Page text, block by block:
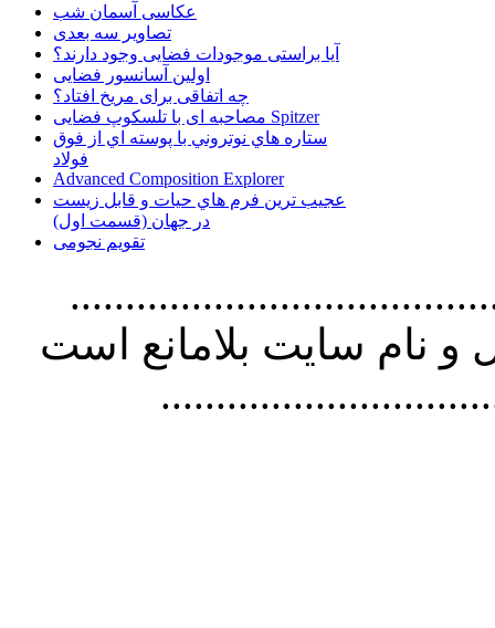
عکاسی آسمان شب
تصاویر سه بعدی
آیا براستی موجودات فضایی وجود دارند؟
اولین آسانسور فضایی
چه اتفاقی برای مریخ افتاد؟
مصاحبه ای با تلسکوپ فضایی Spitzer
ستاره هاي نوتروني با پوسته اي از فوق
فولاد
Advanced Composition Explorer
عجیب ترین فرم هاي حيات و قابل زيست
در جهان (قسمت اول)
تقویم نجومی
استفاده از
نام سايت بلامانع است